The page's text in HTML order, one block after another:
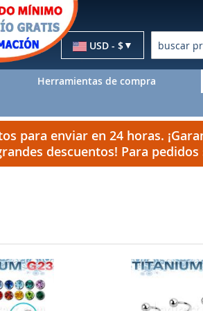
Moneda
USD - $
Buscar
Herramientas de compra
para enviar en 24 horas.
descuentos! Para